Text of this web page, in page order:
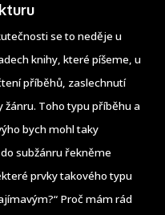
se to neděje u
knihy, které píšeme, u
příběhů, zaslechnutí
Toho typu příběhu a
bych mohl taky
subžánru řekněme
prvky takového typu
Proč mám rád